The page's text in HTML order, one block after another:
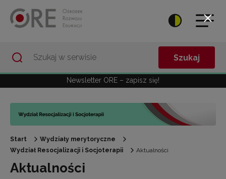
Szukaj
Newsletter ORE – zapisz się!
Start
Wydziały merytoryczne
Wydział Resocjalizacji i Socjoterapii
Aktualności
Aktualności